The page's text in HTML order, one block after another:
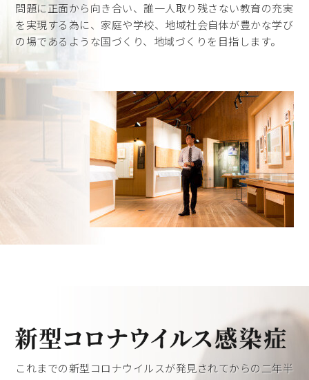
問題に正面から向き合い、誰一人取り残さない教育の充実
を実現する為に、家庭や学校、地域社会自体が豊かな学び
の場であるような国づくり、地域づくりを目指します。
これまでの新型コロナウイルスが発見されてからの二年半